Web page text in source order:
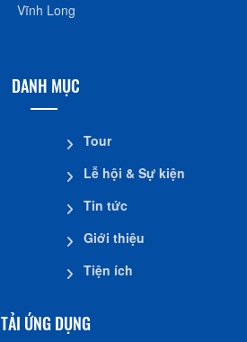
Vĩnh Long
DANH MỤC
Tour
Lễ hội & Sự kiện
Tin tức
Giới thiệu
Tiện ích
TẢI ỨNG DỤNG